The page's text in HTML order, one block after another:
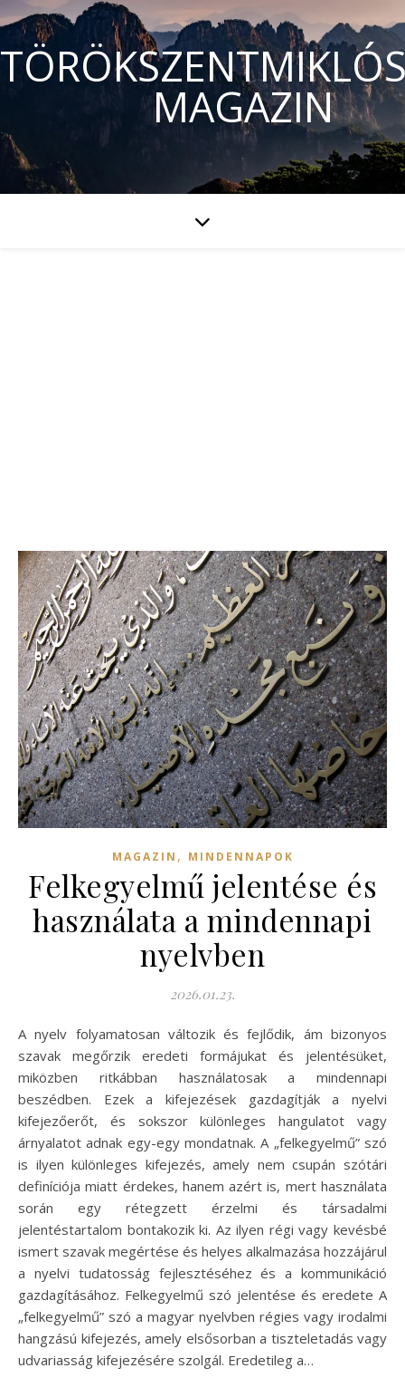
MAGAZIN
MAGAZIN , MINDENNAPOK
Felkegyelmű jelentése és
használata a mindennapi
nyelvben
2026.01.23.
A nyelv folyamatosan változik és fejlődik, ám bizonyos
szavak megőrzik eredeti formájukat és jelentésüket,
miközben ritkábban használatosak a mindennapi
beszédben. Ezek a kifejezések gazdagítják a nyelvi
kifejezőerőt, és sokszor különleges hangulatot vagy
árnyalatot adnak egy-egy mondatnak. A „felkegyelmű” szó
is ilyen különleges kifejezés, amely nem csupán szótári
definíciója miatt érdekes, hanem azért is, mert használata
során egy rétegzett érzelmi és társadalmi
jelentéstartalom bontakozik ki. Az ilyen régi vagy kevésbé
ismert szavak megértése és helyes alkalmazása hozzájárul
a nyelvi tudatosság fejlesztéséhez és a kommunikáció
gazdagításához. Felkegyelmű szó jelentése és eredete A
„felkegyelmű” szó a magyar nyelvben régies vagy irodalmi
hangzású kifejezés, amely elsősorban a tiszteletadás vagy
udvariasság kifejezésére szolgál. Eredetileg a…